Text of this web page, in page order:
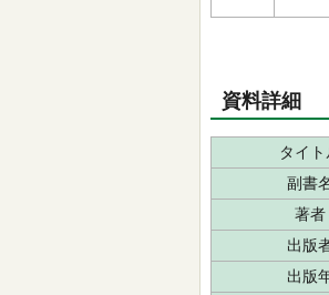
資料詳細
タイ
副書
著者
出版
出版